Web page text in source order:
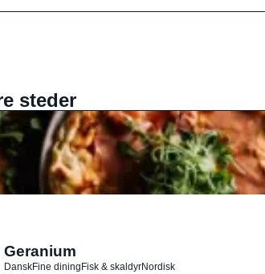
steder
Geranium
DanskFine diningFisk & skaldyrNordisk